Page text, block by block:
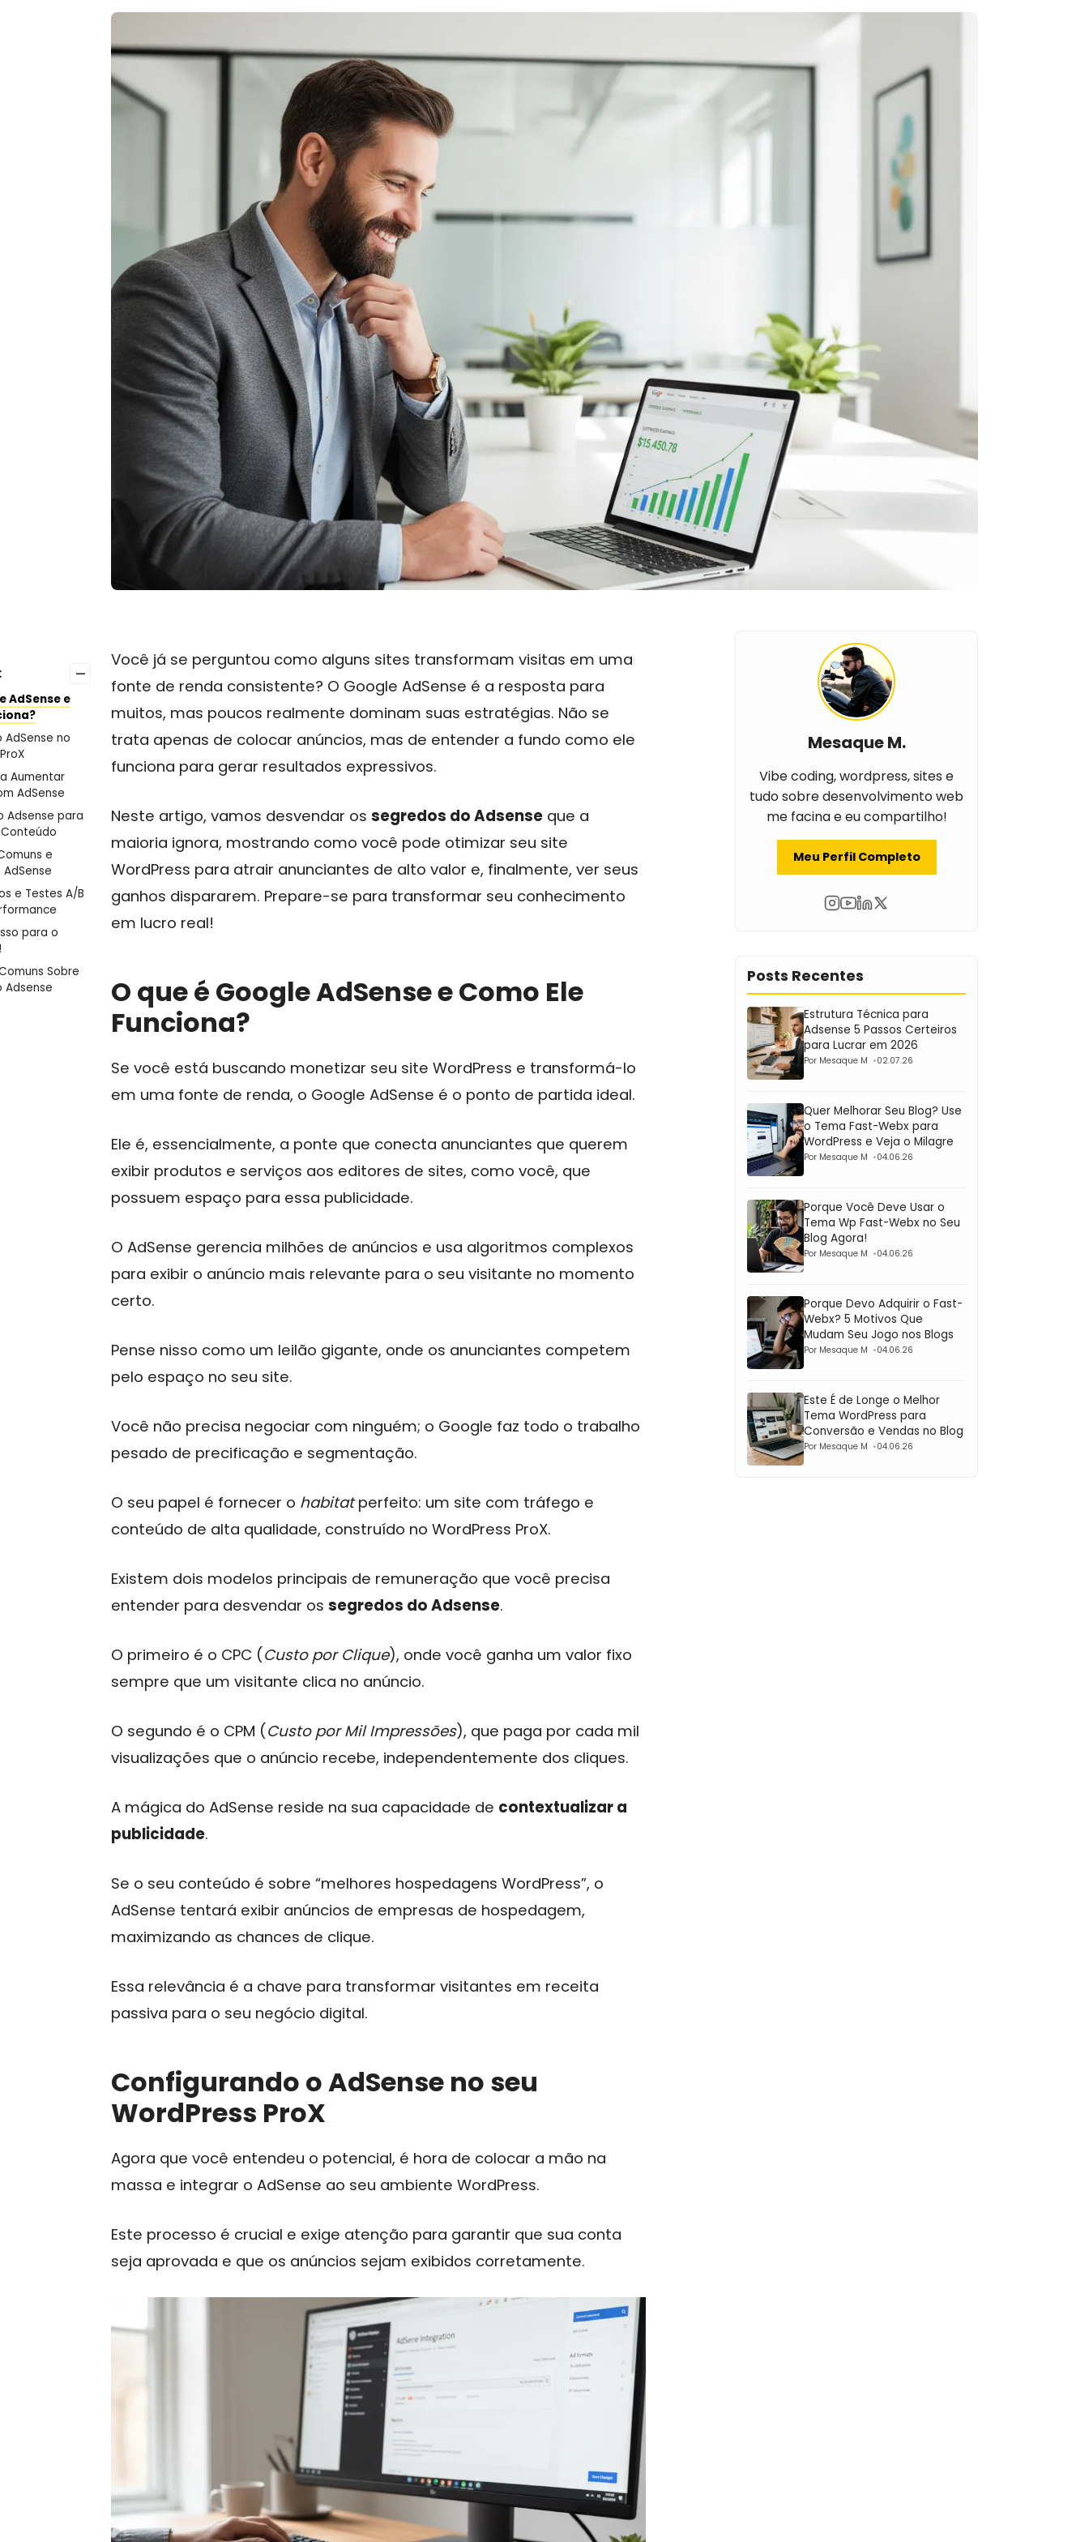
–
AdSense e
no
Aumentar
AdSense
Adsense para
e
e Testes A/B
para o
Sobre
Adsense
Você já se perguntou como alguns sites transformam visitas em uma
fonte de renda consistente? O Google AdSense é a resposta para
muitos, mas poucos realmente dominam suas estratégias. Não se
trata apenas de colocar anúncios, mas de entender a fundo como ele
funciona para gerar resultados expressivos.
Neste artigo, vamos desvendar os segredos do Adsense que a
maioria ignora, mostrando como você pode otimizar seu site
WordPress para atrair anunciantes de alto valor e, finalmente, ver seus
ganhos dispararem. Prepare-se para transformar seu conhecimento
em lucro real!
O que é Google AdSense e Como Ele
Funciona?
Se você está buscando monetizar seu site WordPress e transformá-lo
em uma fonte de renda, o Google AdSense é o ponto de partida ideal.
Ele é, essencialmente, a ponte que conecta anunciantes que querem
exibir produtos e serviços aos editores de sites, como você, que
possuem espaço para essa publicidade.
O AdSense gerencia milhões de anúncios e usa algoritmos complexos
para exibir o anúncio mais relevante para o seu visitante no momento
certo.
Pense nisso como um leilão gigante, onde os anunciantes competem
pelo espaço no seu site.
Você não precisa negociar com ninguém; o Google faz todo o trabalho
pesado de precificação e segmentação.
O seu papel é fornecer o habitatperfeito: um site com tráfego e
conteúdo de alta qualidade, construído no WordPress ProX.
Existem dois modelos principais de remuneração que você precisa
entender para desvendar os segredos do Adsense.
O primeiro é o CPC (Custo por Clique), onde você ganha um valor fixo
sempre que um visitante clica no anúncio.
O segundo é o CPM (Custo por Mil Impressões), que paga por cada mil
visualizações que o anúncio recebe, independentemente dos cliques.
A mágica do AdSense reside na sua capacidade de contextualizar a
publicidade.
Se o seu conteúdo é sobre “melhores hospedagens WordPress”, o
AdSense tentará exibir anúncios de empresas de hospedagem,
maximizando as chances de clique.
Essa relevância é a chave para transformar visitantes em receita
passiva para o seu negócio digital.
Configurando o AdSense no seu
WordPress ProX
Agora que você entendeu o potencial, é hora de colocar a mão na
massa e integrar o AdSense ao seu ambiente WordPress.
Este processo é crucial e exige atenção para garantir que sua conta
seja aprovada e que os anúncios sejam exibidos corretamente.
Mesaque M.
Vibe coding, wordpress, sites e
tudo sobre desenvolvimento web
me facina e eu compartilho!
Meu Perfil Completo
Posts Recentes
Estrutura Técnica para
Adsense 5 Passos Certeiros
para Lucrar em 2026
Por Mesaque M 02.07.26
Quer Melhorar Seu Blog? Use
o Tema Fast-Webx para
WordPress e Veja o Milagre
Por Mesaque M 04.06.26
Porque Você Deve Usar o
Tema Wp Fast-Webx no Seu
Blog Agora!
Por Mesaque M 04.06.26
Porque Devo Adquirir o Fast-
Webx? 5 Motivos Que
Mudam Seu Jogo nos Blogs
Por Mesaque M 04.06.26
Este É de Longe o Melhor
Tema WordPress para
Conversão e Vendas no Blog
Por Mesaque M 04.06.26